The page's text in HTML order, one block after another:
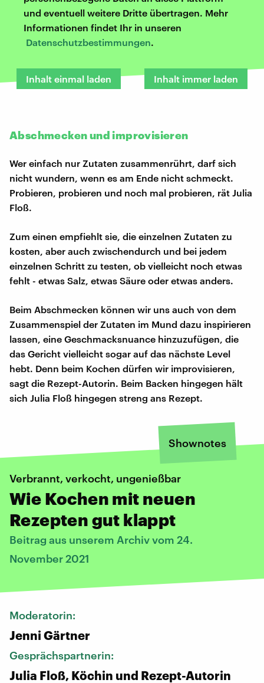
und eventuell weitere Dritte übertragen. Mehr
Informationen findet Ihr in unseren
Datenschutzbestimmungen.
Inhalt einmal laden Inhalt immer laden
Abschmecken und improvisieren
Wer einfach nur Zutaten zusammenrührt, darf sich
nicht wundern, wenn es am Ende nicht schmeckt.
Probieren, probieren und noch mal probieren, rät Julia
Floß.
Zum einen empfiehlt sie, die einzelnen Zutaten zu
kosten, aber auch zwischendurch und bei jedem
einzelnen Schritt zu testen, ob vielleicht noch etwas
fehlt - etwas Salz, etwas Säure oder etwas anders.
Beim Abschmecken können wir uns auch von dem
Zusammenspiel der Zutaten im Mund dazu inspirieren
lassen, eine Geschmacksnuance hinzuzufügen, die
das Gericht vielleicht sogar auf das nächste Level
hebt. Denn beim Kochen dürfen wir improvisieren,
sagt die Rezept-Autorin. Beim Backen hingegen hält
sich Julia Floß hingegen streng ans Rezept.
Shownotes
Verbrannt, verkocht, ungenießbar
Wie Kochen mit neuen
Rezepten gut klappt
Beitrag aus unserem Archiv vom 24.
November 2021
Moderatorin:
Jenni Gärtner
Gesprächspartnerin:
Julia Floß, Köchin und Rezept-Autorin